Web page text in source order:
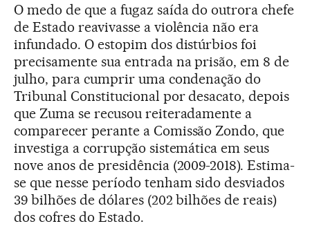
O medo de que a fugaz saída do outrora chefe
de Estado reavivasse a violência não era
infundado. O estopim dos distúrbios foi
precisamente sua entrada na prisão, em 8 de
julho, para cumprir uma condenação do
Tribunal Constitucional por desacato, depois
que Zuma se recusou reiteradamente a
comparecer perante a Comissão Zondo, que
investiga a corrupção sistemática em seus
nove anos de presidência (2009-2018). Estima-
se que nesse período tenham sido desviados
39 bilhões de dólares (202 bilhões de reais)
dos cofres do Estado.